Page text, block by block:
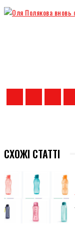
СХОЖІ СТАТТІ